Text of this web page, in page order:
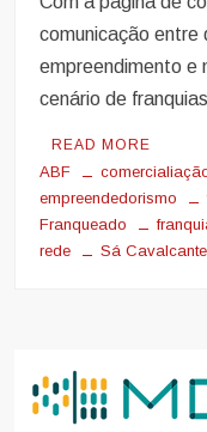
comunicação entre
empreendimento e
cenário de
READ MORE
ABF
empreendedorismo
Franqueado
rede
Sá Cavalcante